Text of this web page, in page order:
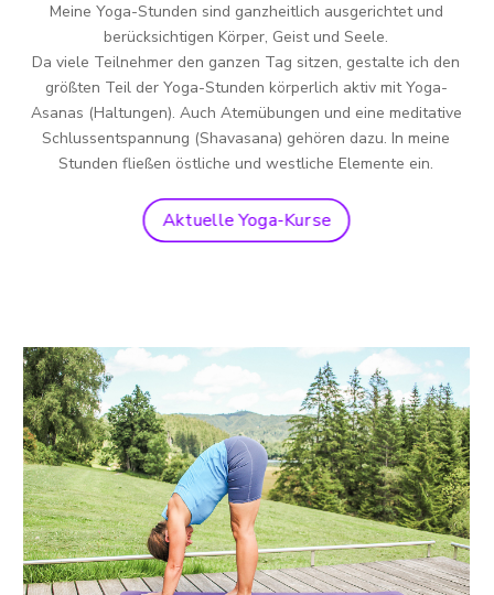
Meine Yoga-Stunden sind ganzheitlich ausgerichtet und
berücksichtigen Körper, Geist und Seele.
Da viele Teilnehmer den ganzen Tag sitzen, gestalte ich den
größten Teil der Yoga-Stunden körperlich aktiv mit Yoga-
Asanas (Haltungen). Auch Atemübungen und eine meditative
Schlussentspannung (Shavasana) gehören dazu. In meine
Stunden fließen östliche und westliche Elemente ein.
Aktuelle Yoga-Kurse